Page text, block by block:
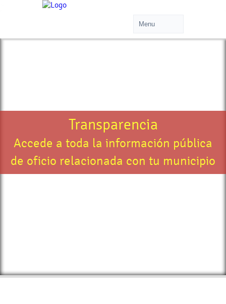
Transparencia
Accede a toda la información pública
de oficio relacionada con tu municipio